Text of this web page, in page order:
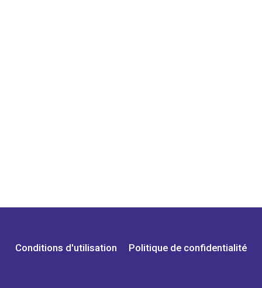
Conditions d'utilisation Politique de confidentialité